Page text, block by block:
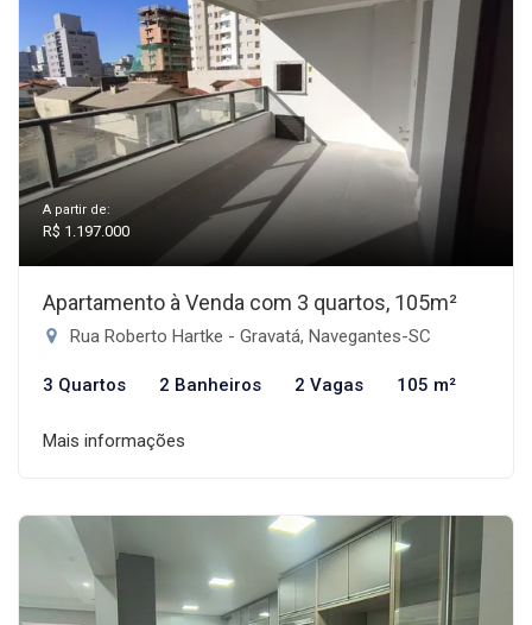
A partir de:
R$ 1.197.000
Apartamento à Venda com 3 quartos, 105m²
Rua Roberto Hartke - Gravatá, Navegantes-SC
3 Quartos 2 Banheiros 2 Vagas 105 m²
Mais informações